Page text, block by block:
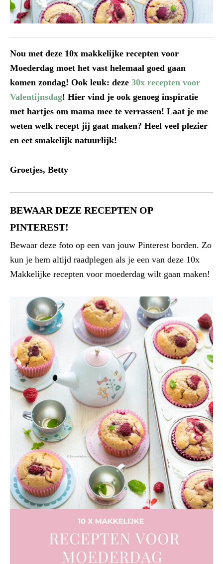
Nou met deze 10x makkelijke recepten voor
Moederdag moet het vast helemaal goed gaan
komen zondag! Ook leuk: deze 30x recepten voor
Valentijnsdag! Hier vind je ook genoeg inspiratie
met hartjes om mama mee te verrassen! Laat je me
weten welk recept jij gaat maken? Heel veel plezier
en eet smakelijk natuurlijk!
Groetjes, Betty
BEWAAR DEZE RECEPTEN OP
PINTEREST!
Bewaar deze foto op een van jouw Pinterest borden. Zo
kun je hem altijd raadplegen als je een van deze 10x
Makkelijke recepten voor moederdag wilt gaan maken!